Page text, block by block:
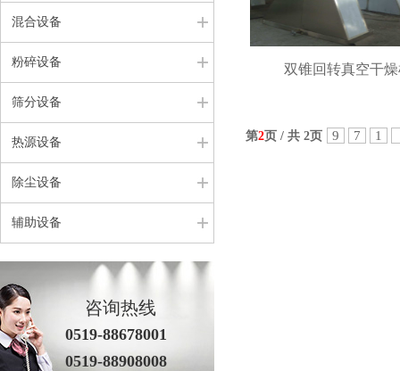
混合设备
粉碎设备
筛分设备
热源设备
除尘设备
辅助设备
咨询热线
0519-88678001
0519-88908008
双锥回转真空干
第2页 / 共 2页 9 7 1